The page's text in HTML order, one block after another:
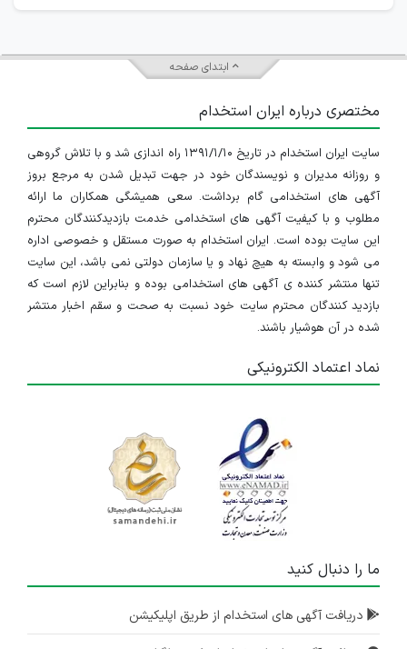
ابتدای صفحه
مختصری درباره ایران استخدام
سایت ایران استخدام در تاریخ ۱۳۹۱/۱/۱۰ راه اندازی شد و با تلاش گروهی
و روزانه مدیران و نویسندگان خود در جهت تبدیل شدن به مرجع بروز
آگهی های استخدامی گام برداشت. سعی همیشگی همکاران ما ارائه
مطلوب و با کیفیت آگهی های استخدامی خدمت بازدیدکنندگان محترم
این سایت بوده است. ایران استخدام به صورت مستقل و خصوصی اداره
می شود و وابسته به هیچ نهاد و یا سازمان دولتی نمی باشد، این سایت
تنها منتشر کننده ی آگهی های استخدامی بوده و بنابراین لازم است که
بازدید کنندگان محترم سایت خود نسبت به صحت و سقم اخبار منتشر
شده در آن هوشیار باشند.
نماد اعتماد الکترونیکی
ما را دنبال کنید
دریافت آگهی های استخدام از طریق اپلیکیشن